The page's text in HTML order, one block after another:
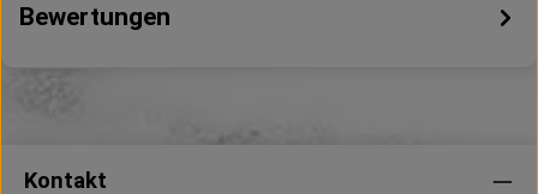
Bewertungen
Kontakt